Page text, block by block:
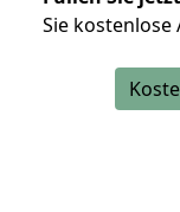
Sie kostenlose